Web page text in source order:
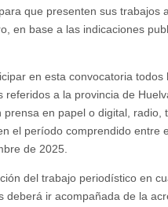
que presenten sus trabajos
en base a las indicaciones
en esta convocatoria todos
referidos a la provincia de
prensa en papel o digital, radio,
el período comprendido entre
de 2025.
del trabajo periodístico en
deberá ir acompañada de la